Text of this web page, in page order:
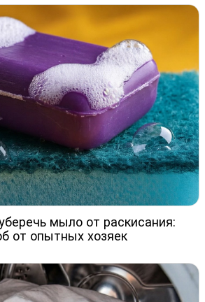
мыло от раскисания:
от опытных хозяек